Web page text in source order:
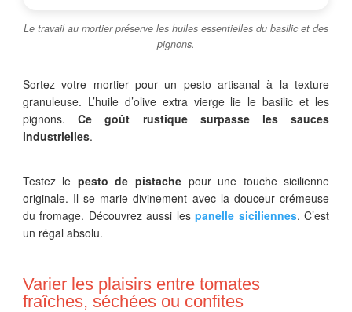
Le travail au mortier préserve les huiles essentielles du basilic et des
pignons.
Sortez votre mortier pour un pesto artisanal à la texture
granuleuse. L’huile d’olive extra vierge lie le basilic et les
pignons.Ce goût rustique surpasse les sauces
industrielles.
Testez le pesto de pistache pour une touche sicilienne
originale. Il se marie divinement avec la douceur crémeuse
du fromage. Découvrez aussi lespanelle siciliennes. C’est
un régal absolu.
Varier les plaisirs entre tomates
fraîches, séchées ou confites